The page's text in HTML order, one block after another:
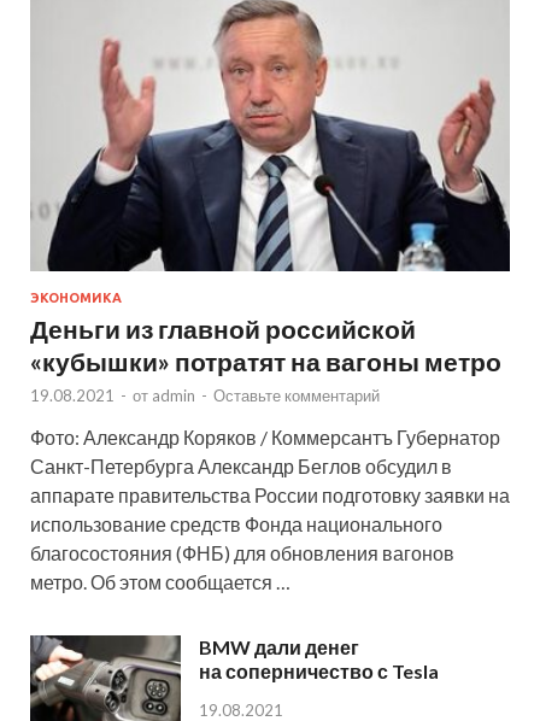
ЭКОНОМИКА
Деньги из главной российской
«кубышки» потратят на вагоны метро
19.08.2021 - от admin - Оставьте комментарий
Фото: Александр Коряков / Коммерсантъ Губернатор
Санкт-Петербурга Александр Беглов обсудил в
аппарате правительства России подготовку заявки на
использование средств Фонда национального
благосостояния (ФНБ) для обновления вагонов
метро. Об этом сообщается …
BMW дали денег
на соперничество с Tesla
19.08.2021